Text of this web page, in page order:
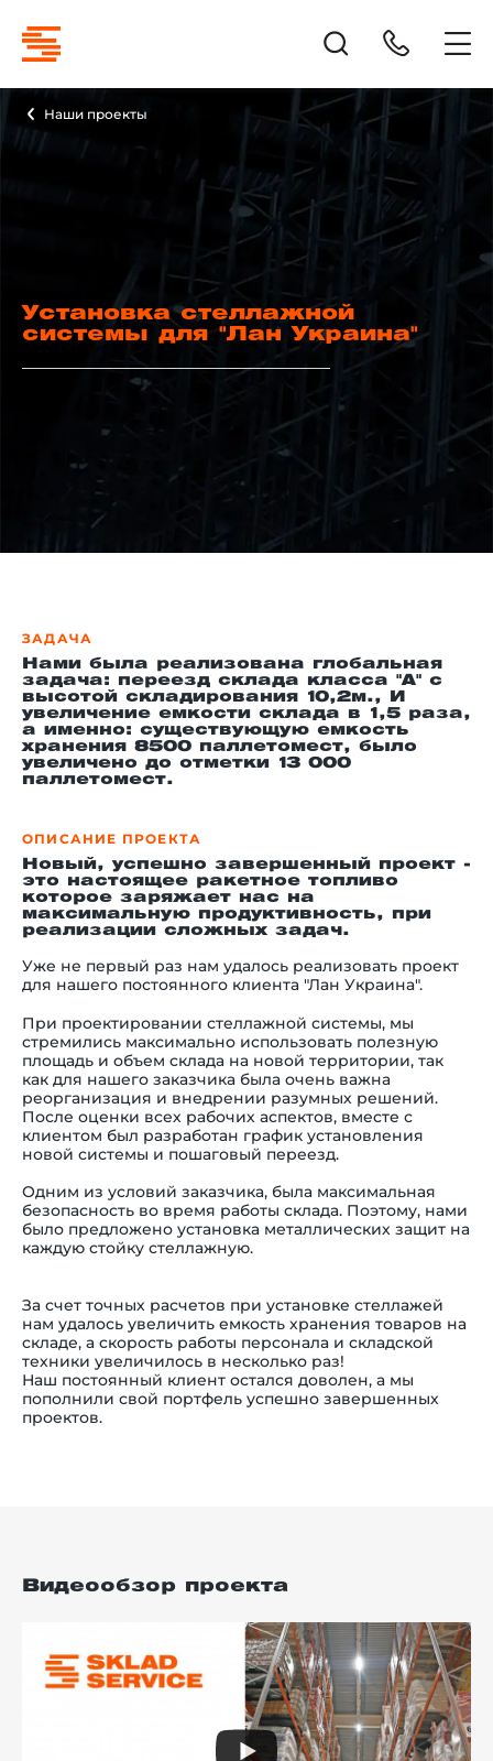
Наши проекты
Установка стеллажной
системы для "Лан Украина"
ЗАДАЧА
Нами была реализована глобальная
задача: переезд склада класса "А" с
высотой складирования 10,2м., И
увеличение емкости склада в 1,5 раза,
а именно: существующую емкость
хранения 8500 паллетомест, было
увеличено до отметки 13 000
паллетомест.
ОПИСАНИЕ ПРОЕКТА
Новый, успешно завершенный проект -
это настоящее ракетное топливо
которое заряжает нас на
максимальную продуктивность, при
реализации сложных задач.
Уже не первый раз нам удалось реализовать проект
для нашего постоянного клиента "Лан Украина".
При проектировании стеллажной системы, мы
стремились максимально использовать полезную
площадь и объем склада на новой территории, так
как для нашего заказчика была очень важна
реорганизация и внедрении разумных решений.
После оценки всех рабочих аспектов, вместе с
клиентом был разработан график установления
новой системы и пошаговый переезд.
Одним из условий заказчика, была максимальная
безопасность во время работы склада. Поэтому, нами
было предложено установка металлических защит на
каждую стойку стеллажную.
За счет точных расчетов при установке стеллажей
нам удалось увеличить емкость хранения товаров на
складе, а скорость работы персонала и складской
техники увеличилось в несколько раз!
Наш постоянный клиент остался доволен, а мы
пополнили свой портфель успешно завершенных
проектов.
Видеообзор проекта